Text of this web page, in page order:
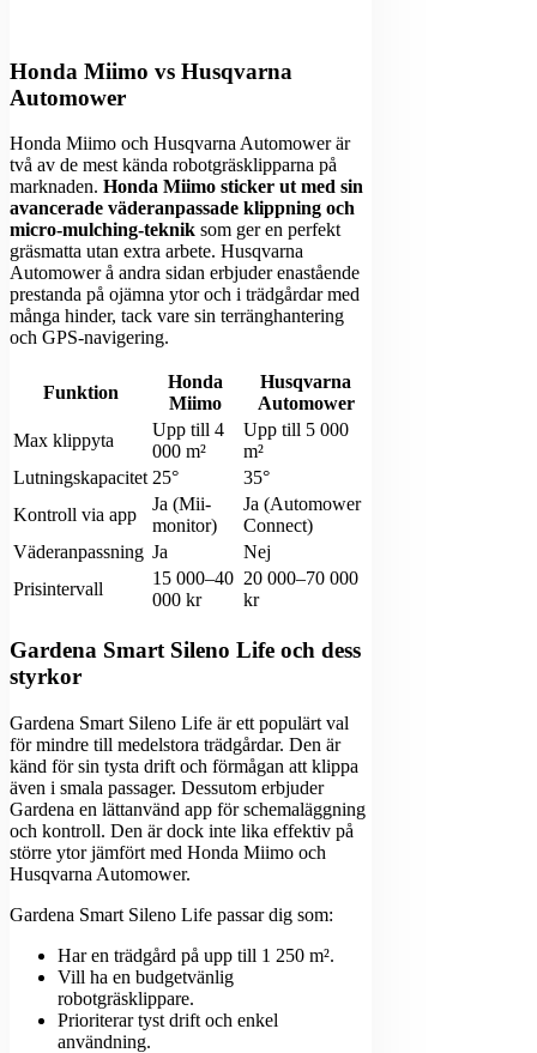
Honda Miimo vs Husqvarna
Automower
Honda Miimo och Husqvarna Automower är
två av de mest kända robotgräsklipparna på
marknaden. Honda Miimo sticker ut med sin
avancerade väderanpassade klippning och
micro-mulching-teknik som ger en perfekt
gräsmatta utan extra arbete. Husqvarna
Automower å andra sidan erbjuder enastående
prestanda på ojämna ytor och i trädgårdar med
många hinder, tack vare sin terränghantering
och GPS-navigering.
Funktion
Honda
Miimo
Husqvarna
Automower
Max klippyta
Upp till 4
000 m²
Upp till 5 000
m²
Lutningskapacitet 25°
35°
Kontroll via app
Ja (Mii-
monitor)
Ja (Automower
Connect)
Väderanpassning Ja
Nej
Prisintervall
15 000–40
000 kr
20 000–70 000
kr
Gardena Smart Sileno Life och dess
styrkor
Gardena Smart Sileno Life är ett populärt val
för mindre till medelstora trädgårdar. Den är
känd för sin tysta drift och förmågan att klippa
även i smala passager. Dessutom erbjuder
Gardena en lättanvänd app för schemaläggning
och kontroll. Den är dock inte lika effektiv på
större ytor jämfört med Honda Miimo och
Husqvarna Automower.
Gardena Smart Sileno Life passar dig som:
Har en trädgård på upp till 1 250 m².
Vill ha en budgetvänlig
robotgräsklippare.
Prioriterar tyst drift och enkel
användning.